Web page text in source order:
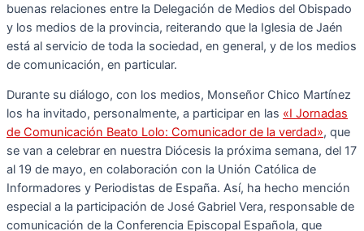
buenas relaciones entre la Delegación de Medios del Obispado
y los medios de la provincia, reiterando que la Iglesia de Jaén
está al servicio de toda la sociedad, en general, y de los medios
de comunicación, en particular.
Durante su diálogo, con los medios, Monseñor Chico Martínez
los ha invitado, personalmente, a participar en las «I Jornadas
de Comunicación Beato Lolo: Comunicador de la verdad», que
se van a celebrar en nuestra Diócesis la próxima semana, del 17
al 19 de mayo, en colaboración con la Unión Católica de
Informadores y Periodistas de España. Así, ha hecho mención
especial a la participación de José Gabriel Vera, responsable de
comunicación de la Conferencia Episcopal Española, que